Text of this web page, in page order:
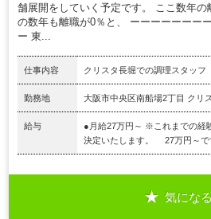
舗展開をしていく予定です。 ここ数年の
の数年も離職が0％と、 ーーーーーーー
ー 東...
仕事内容 クリスタ長堀での調理スタッフ
勤務地 大阪市中央区南船場2丁目 クリ
給与
●月給27万円～ ※これまでの経
決定いたします。 27万円～で
気になる